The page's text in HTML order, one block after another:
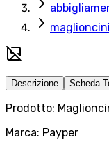
maglioncini
Descrizione Scheda
Prodotto:
Marca: Payper